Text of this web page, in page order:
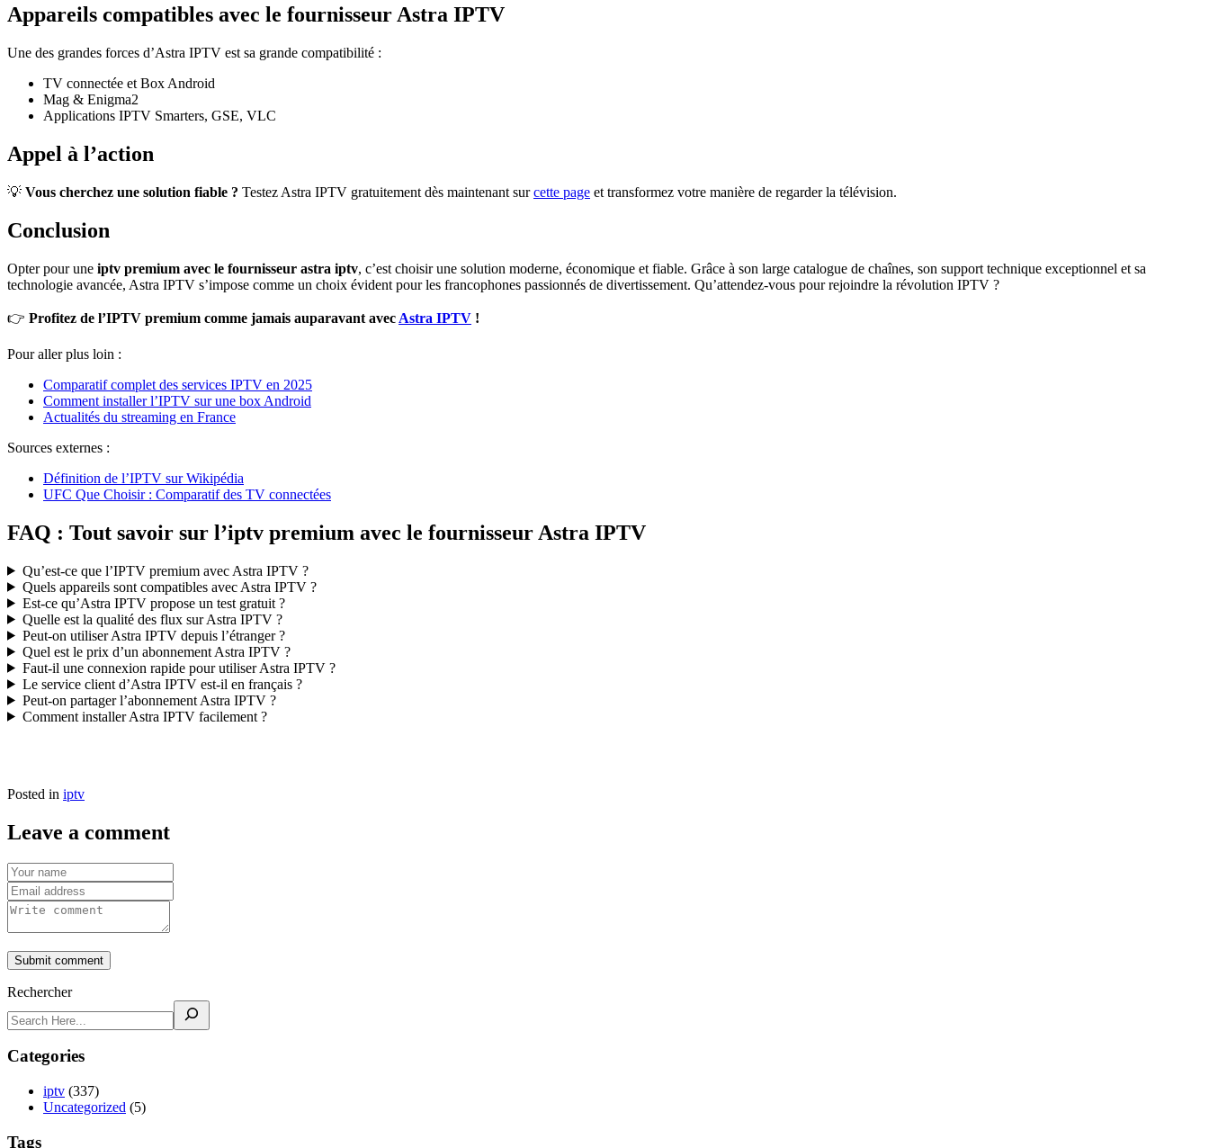
Appareils compatibles avec le fournisseur Astra IPTV
Une des grandes forces d’Astra IPTV est sa grande compatibilité :
TV connectée et Box Android
Mag & Enigma2
Applications IPTV Smarters, GSE, VLC
Appel à l’action
💡 Vous cherchez une solution fiable ? Testez Astra IPTV gratuitement dès maintenant surcette page et transformez votre manière de regarder la télévision.
Conclusion
Opter pour une iptv premium avec le fournisseur astra iptv, c’est choisir une solution moderne, économique et fiable. Grâce à son large catalogue de chaînes, son support technique exceptionnel et sa
technologie avancée, Astra IPTV s’impose comme un choix évident pour les francophones passionnés de divertissement. Qu’attendez-vous pour rejoindre la révolution IPTV ?
👉 Profitez de l’IPTV premium comme jamais auparavant avec Astra IPTV !
Pour aller plus loin :
Comparatif complet des services IPTV en 2025
Comment installer l’IPTV sur une box Android
Actualités du streaming en France
Sources externes :
Définition de l’IPTV sur Wikipédia
UFC Que Choisir : Comparatif des TV connectées
FAQ : Tout savoir sur l’iptv premium avec le fournisseur Astra IPTV
Qu’est-ce que l’IPTV premium avec Astra IPTV ?
Quels appareils sont compatibles avec Astra IPTV ?
Est-ce qu’Astra IPTV propose un test gratuit ?
Quelle est la qualité des flux sur Astra IPTV ?
Peut-on utiliser Astra IPTV depuis l’étranger ?
Quel est le prix d’un abonnement Astra IPTV ?
Faut-il une connexion rapide pour utiliser Astra IPTV ?
Le service client d’Astra IPTV est-il en français ?
Peut-on partager l’abonnement Astra IPTV ?
Comment installer Astra IPTV facilement ?
Posted in iptv
Leave a comment
Submit comment
Rechercher
Categories
iptv (337)
Uncategorized (5)
Tags